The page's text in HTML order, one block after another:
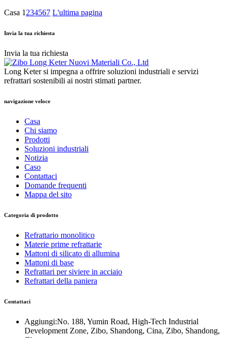
Casa 1 234567 L'ultima pagina
Invia la tua richiesta
Invia la tua richiesta
Long Keter si impegna a offrire soluzioni industriali e servizi
refrattari sostenibili ai nostri stimati partner.
navigazione veloce
Casa
Chi siamo
Prodotti
Soluzioni industriali
Notizia
Caso
Contattaci
Domande frequenti
Mappa del sito
Categoria di prodotto
Refrattario monolitico
Materie prime refrattarie
Mattoni di silicato di allumina
Mattoni di base
Refrattari per siviere in acciaio
Refrattari della paniera
Contattaci
Aggiungi:No. 188, Yumin Road, High-Tech Industrial
Development Zone, Zibo, Shandong, Cina, Zibo, Shandong,